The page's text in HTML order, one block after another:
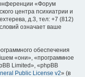
«Форум
центра психиатрии и
д.3, тел: +7 (812)
означает ваше
обеспечения
«они», «программное
Limited», «phpBB
Public License v2» (в